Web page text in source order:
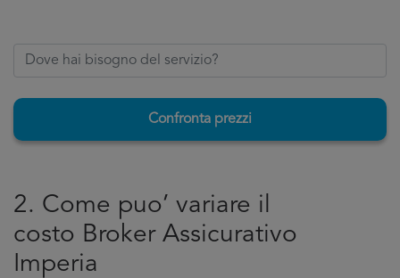
Confronta prezzi
2. Come puo’ variare il
costo Broker Assicurativo
Imperia